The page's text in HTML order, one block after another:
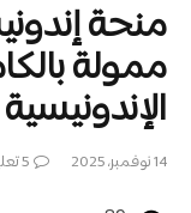
ممولة
14 نوفمبر، 2025 5 تعليقات